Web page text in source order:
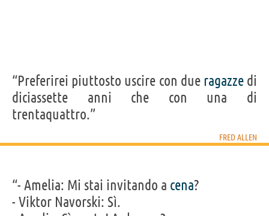
“Preferirei piuttosto uscire con due ragazzedi
diciassette anni che con una di
trentaquattro.”
FRED ALLEN
“- Amelia: Mi stai invitando a cena?
- Viktor Navorski: Sì.